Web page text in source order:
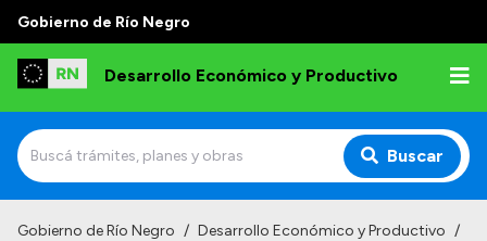
Gobierno de Río Negro
Desarrollo Económico y Productivo
Buscar
Gobierno de Río Negro / Desarrollo Económico y Productivo /